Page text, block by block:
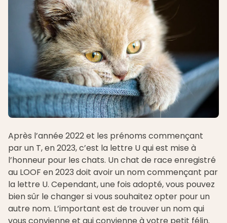
Après l’année 2022 et les prénoms commençant
par un T, en 2023, c’est la lettre U qui est mise à
l’honneur pour les chats. Un chat de race enregistré
au LOOF en 2023 doit avoir un nom commençant par
la lettre U. Cependant, une fois adopté, vous pouvez
bien sûr le changer si vous souhaitez opter pour un
autre nom. L’important est de trouver un nom qui